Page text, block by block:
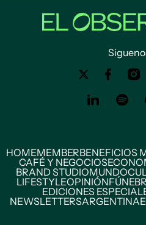
HOMEMEMBERBENEFICIOS
CAFÉ Y NEGOCIOS
BRAND STUDIOMUNDO
LIFESTYLEOPINIÓN
EDICIONES
NEWSLETTERSARGENTINA